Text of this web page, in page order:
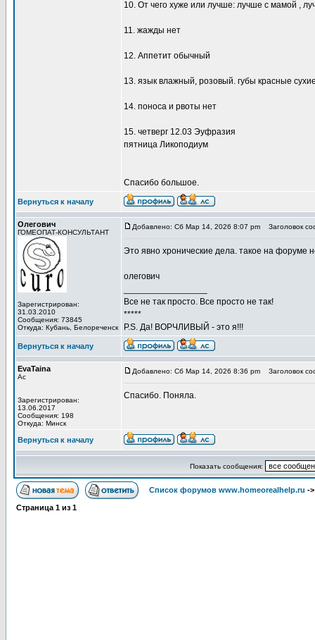
10. От чего хуже или лучше: лучше с мамой ,
11. жажды нет
12. Аппетит обычный
13. язык влажный, розовый. губы красные
14. поноса и рвоты нет
15. четверг 12.03 Эуфразия
пятница Ликоподиум
Спасибо большое.
Вернуться к началу
Олегович
ГОМЕОПАТ-КОНСУЛЬТАНТ
Зарегистрирован:
31.03.2010
Сообщения: 73845
Откуда: Кубань, Белореченск
Добавлено: Сб Мар 14, 2026 8:07 pm Заголовок
Это явно хронические дела. такое на форуме
олегович
Все не так просто. Все просто не так!
*****
P.S. Да! ВОРЧЛИВЫЙ - это я!!!
Вернуться к началу
EvaTaina
Ас
Зарегистрирован:
13.06.2017
Сообщения: 198
Откуда: Минск
Добавлено: Сб Мар 14, 2026 8:36 pm Заголовок
Спасибо. Поняла.
Вернуться к началу
Показать сообщения:
Список форумов www.homeorealhelp.ru -
Страница 1 из 1